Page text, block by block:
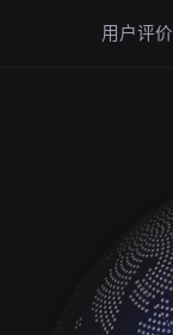
用户评价